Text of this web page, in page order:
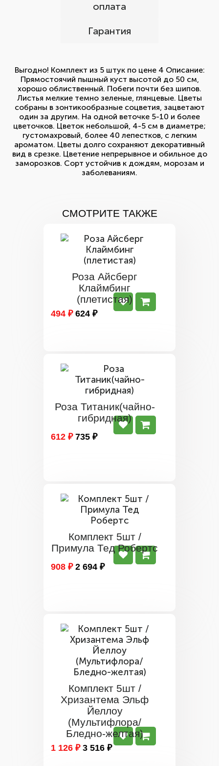
оплата
Гарантия
Выгодно! Комплект из 5 штук по цене 4 Описание:
Прямостоячий пышный куст высотой до 50 см,
хорошо облиственный. Побеги почти без шипов.
Листья мелкие темно зеленые, глянцевые. Цветы
собраны в зонтикообразные соцветия, зацветают
один за другим. На одной веточке 5-10 и более
цветочков. Цветок небольшой, 4-5 см в диаметре;
густомахровый, более 40 лепестков, с легким
ароматом. Цветы долго сохраняют декоративный
вид в срезке. Цветение непрерывное и обильное до
заморозков. Сорт устойчив к дождям, морозам и
заболеваниям.
СМОТРИТЕ ТАКЖЕ
Роза Айсберг
Клаймбинг
(плетистая)
494 ₽ 624 ₽
Роза Титаник(чайно-
гибридная)
612 ₽ 735 ₽
Комплект 5шт /
Примула Тед Робертс
908 ₽ 2 694 ₽
Комплект 5шт /
Хризантема Эльф
Йеллоу
(Мультифлора/
Бледно-желтая)
1 126 ₽ 3 516 ₽